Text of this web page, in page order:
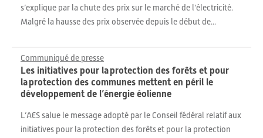
s’explique par la chute des prix sur le marché de l’électricité.
Malgré la hausse des prix observée depuis le début de...
Communiqué de presse
Les initiatives pour la protection des forêts et pour
la protection des communes mettent en péril le
développement de l’énergie éolienne
L’AES salue le message adopté par le Conseil fédéral relatif aux
initiatives pour la protection des forêts et pour la protection